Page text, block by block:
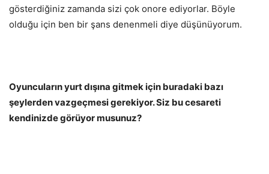
gösterdiğiniz zamanda sizi çok onore ediyorlar. Böyle
olduğu için ben bir şans denenmeli diye düşünüyorum.
Oyuncuların yurt dışına gitmek için buradaki bazı
şeylerden vazgeçmesi gerekiyor. Siz bu cesareti
kendinizde görüyor musunuz?